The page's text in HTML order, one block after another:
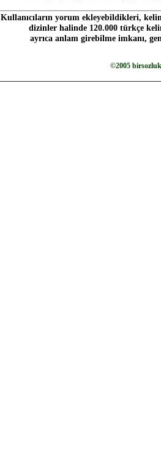
Kullanıcıların yorum ekleyebildikleri,
dizinler halinde 120.000 türkçe
ayrıca anlam girebilme imkanı,
©2005